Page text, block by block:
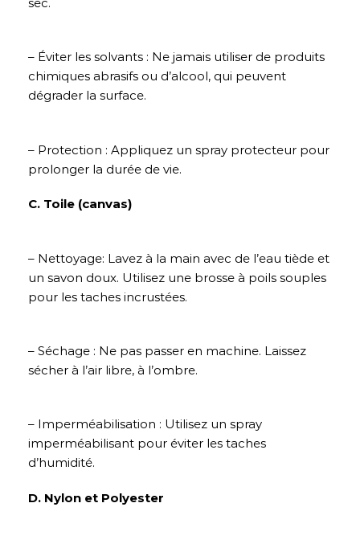
– Éviter les solvants : Ne jamais utiliser de produits
chimiques abrasifs ou d’alcool, qui peuvent
dégrader la surface.
– Protection : Appliquez un spray protecteur pour
prolonger la durée de vie.
C. Toile (canvas)
– Nettoyage: Lavez à la main avec de l’eau tiède et
un savon doux. Utilisez une brosse à poils souples
pour les taches incrustées.
– Séchage : Ne pas passer en machine. Laissez
sécher à l’air libre, à l’ombre.
– Imperméabilisation : Utilisez un spray
imperméabilisant pour éviter les taches
d’humidité.
D. Nylon et Polyester